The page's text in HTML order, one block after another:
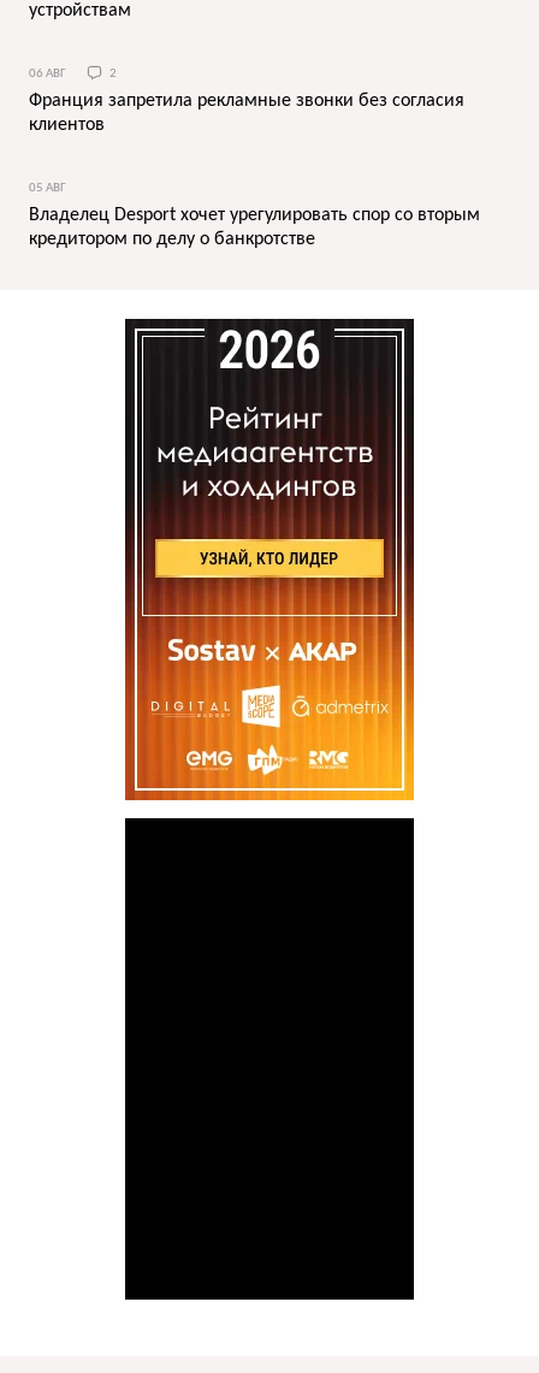
устройствам
06 АВГ 2
Франция запретила рекламные звонки без согласия
клиентов
05 АВГ
Владелец Desport хочет урегулировать спор со вторым
кредитором по делу о банкротстве